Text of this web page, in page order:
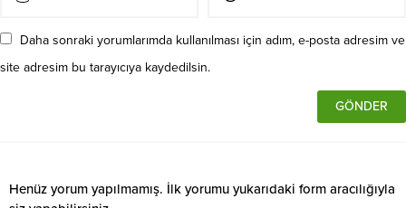
Daha sonraki yorumlarımda kullanılması için adım, e-posta adresim ve
site adresim bu tarayıcıya kaydedilsin.
Henüz yorum yapılmamış. İlk yorumu yukarıdaki form aracılığıyla